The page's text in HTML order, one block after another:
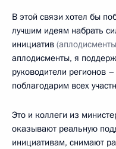
В этой связи хотел бы
лучшим идеям набрать
инициатив
аплодисменты, я
руководители регионов
поблагодарим всех
Это и коллеги из
оказывают реальную
инициативам, снимают